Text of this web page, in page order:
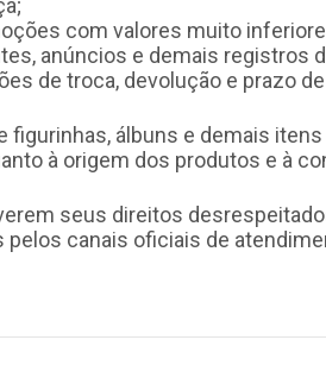
com valores muito
anúncios e demais registros
de troca, devolução e prazo
figurinhas, álbuns e demais
à origem dos produtos e à
seus direitos
canais oficiais de